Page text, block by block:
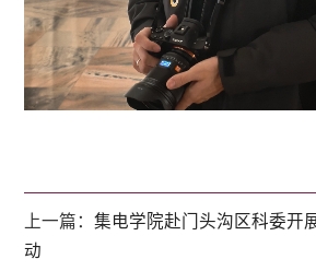
上一篇：集电学院赴门头沟区科委开
动